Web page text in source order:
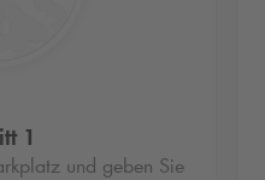
1
und geben Sie